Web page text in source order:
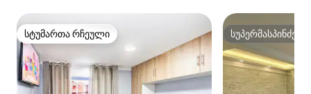
სტუმართა რჩეული
სტუმართა რჩეული